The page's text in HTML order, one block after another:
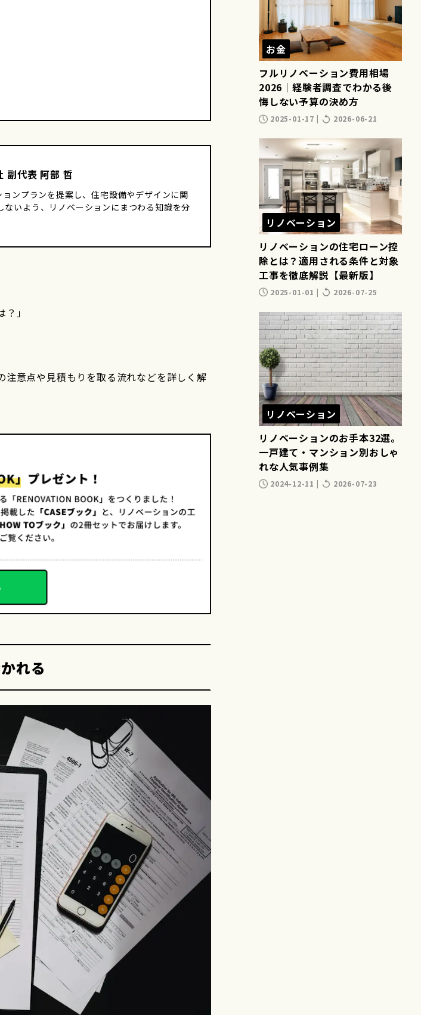
副代表 阿部 哲
ンプランを提案し、住宅設備やデザインに関
いよう、リノベーションにまつわる知識を分
」
意点や見積もりを取る流れなどを詳しく解
れる
お金
フルリノベーション費用相場
2026｜経験者調査でわかる後
悔しない予算の決め方
2025-01-17 | 2026-06-21
リノベーション
リノベーションの住宅ローン控
除とは？適用される条件と対象
工事を徹底解説【最新版】
2025-01-01 | 2026-07-25
リノベーション
リノベーションのお手本32選。
一戸建て・マンション別おしゃ
れな人気事例集
2024-12-11 | 2026-07-23